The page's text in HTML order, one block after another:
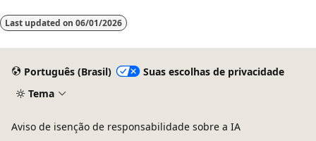
Last updated on 06/01/2026
Português (Brasil)
Suas escolhas de privacidade
Tema
Aviso de isenção de responsabilidade sobre a IA